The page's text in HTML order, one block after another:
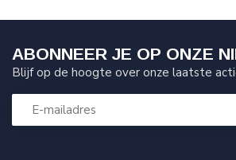
ABONNEER JE OP ONZE
Blijf op de hoogte over onze laatste